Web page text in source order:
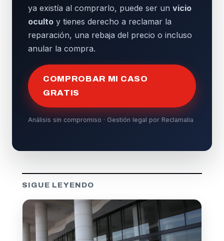
ya existía al comprarlo, puede ser un vicio
oculto y tienes derecho a reclamar la
reparación, una rebaja del precio o incluso
anular la compra.
COMPROBAR MI CASO
GRATIS
Análisis sin compromiso · Gestión legal por Reclamalia
SIGUE LEYENDO